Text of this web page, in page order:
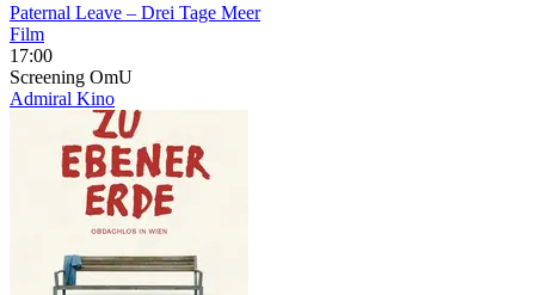
Paternal Leave – Drei Tage Meer
Film
17:00
Screening OmU
Admiral Kino